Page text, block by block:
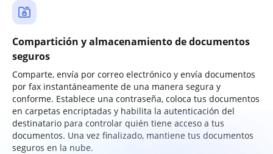
Compartición y almacenamiento de documentos
seguros
Comparte, envía por correo electrónico y envía documentos
por fax instantáneamente de una manera segura y
conforme. Establece una contraseña, coloca tus documentos
en carpetas encriptadas y habilita la autenticación del
destinatario para controlar quién tiene acceso a tus
documentos. Una vez finalizado, mantiene tus documentos
seguros en la nube.